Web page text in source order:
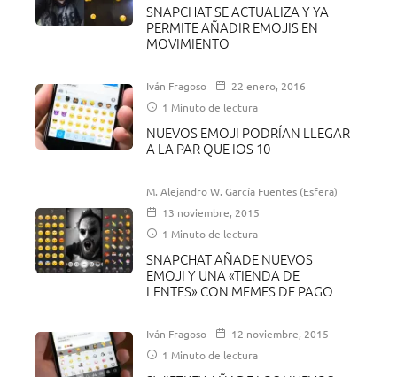
SNAPCHAT SE ACTUALIZA Y YA
PERMITE AÑADIR EMOJIS EN
MOVIMIENTO
Iván Fragoso
22 enero, 2016
1 Minuto de lectura
NUEVOS EMOJI PODRÍAN LLEGAR
A LA PAR QUE IOS 10
M. Alejandro W. García Fuentes (Esfera)
13 noviembre, 2015
1 Minuto de lectura
SNAPCHAT AÑADE NUEVOS
EMOJI Y UNA «TIENDA DE
LENTES» CON MEMES DE PAGO
Iván Fragoso
12 noviembre, 2015
1 Minuto de lectura